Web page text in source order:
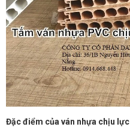
Đặc điểm của ván nhựa chịu lực